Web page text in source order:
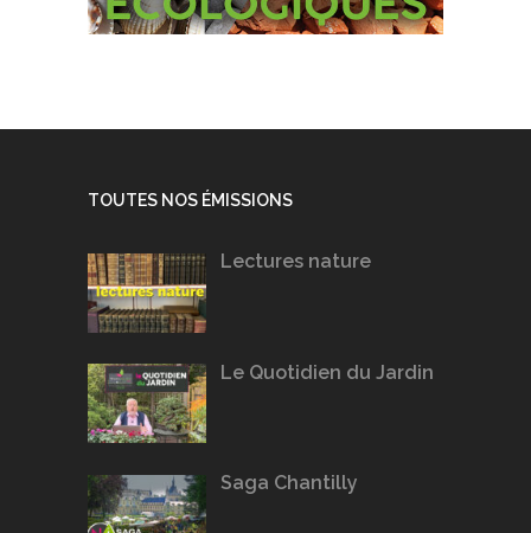
TOUTES NOS ÉMISSIONS
Lectures nature
Le Quotidien du Jardin
Saga Chantilly